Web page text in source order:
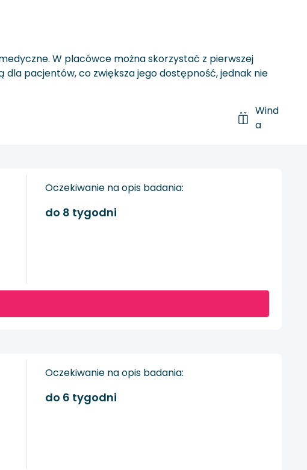
W placówce można skorzystać z pierwszej
pacjentów, co zwiększa jego dostępność, jednak nie
Wind
a
Oczekiwanie na opis badania:
do 8 tygodni
Oczekiwanie na opis badania:
do 6 tygodni